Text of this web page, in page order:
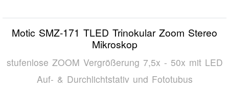
Motic SMZ-171 TLED Trinokular Zoom Stereo
Mikroskop
stufenlose ZOOM Vergrößerung 7,5x - 50x mit LED
Auf- & Durchlichtstativ und Fototubus